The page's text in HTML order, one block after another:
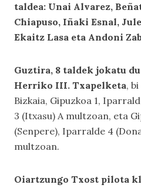
taldea: Unai Alvarez,
Chiapuso, Iñaki Esnal,
Ekaitz Lasa eta Andoni
Guztira, 8 taldek jokatu
Herriko III. Txapelketa,
Bizkaia, Gipuzkoa 1,
3 (Itxasu) A multzoan, eta
(Senpere), Iparralde 4
multzoan.
Oiartzungo Txost pilota